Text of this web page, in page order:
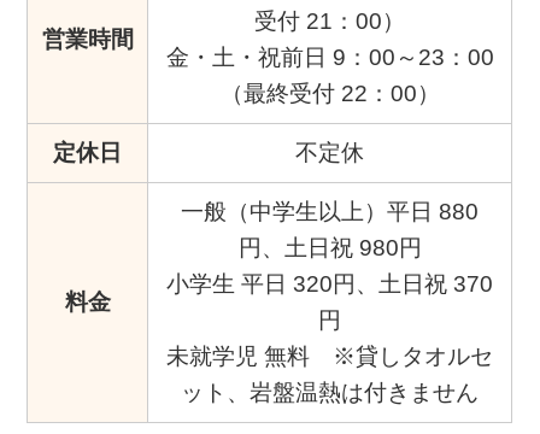
営業時間
受付 21：00）
金・土・祝前日 9：00～23：00
（最終受付 22：00）
定休日 不定休
料金
一般（中学生以上）平日 880
円、土日祝 980円
小学生 平日 320円、土日祝 370
円
未就学児 無料 ※貸しタオルセ
ット、岩盤温熱は付きません